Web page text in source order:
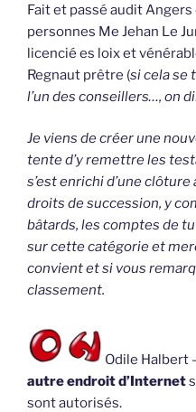
Fait et passé audit
personnes Me Jehan Le
licencié es loix et
Regnaut prêtre (si cela se
l’un des conseillers…, on
Je viens de créer une
tente d’y remettre les
s’est enrichi d’une
droits de succession, y
bâtards, les comptes de
sur cette catégorie et
convient et si vous
classement.
Odile Halbert
autre endroit d’Internet
sont autorisés.